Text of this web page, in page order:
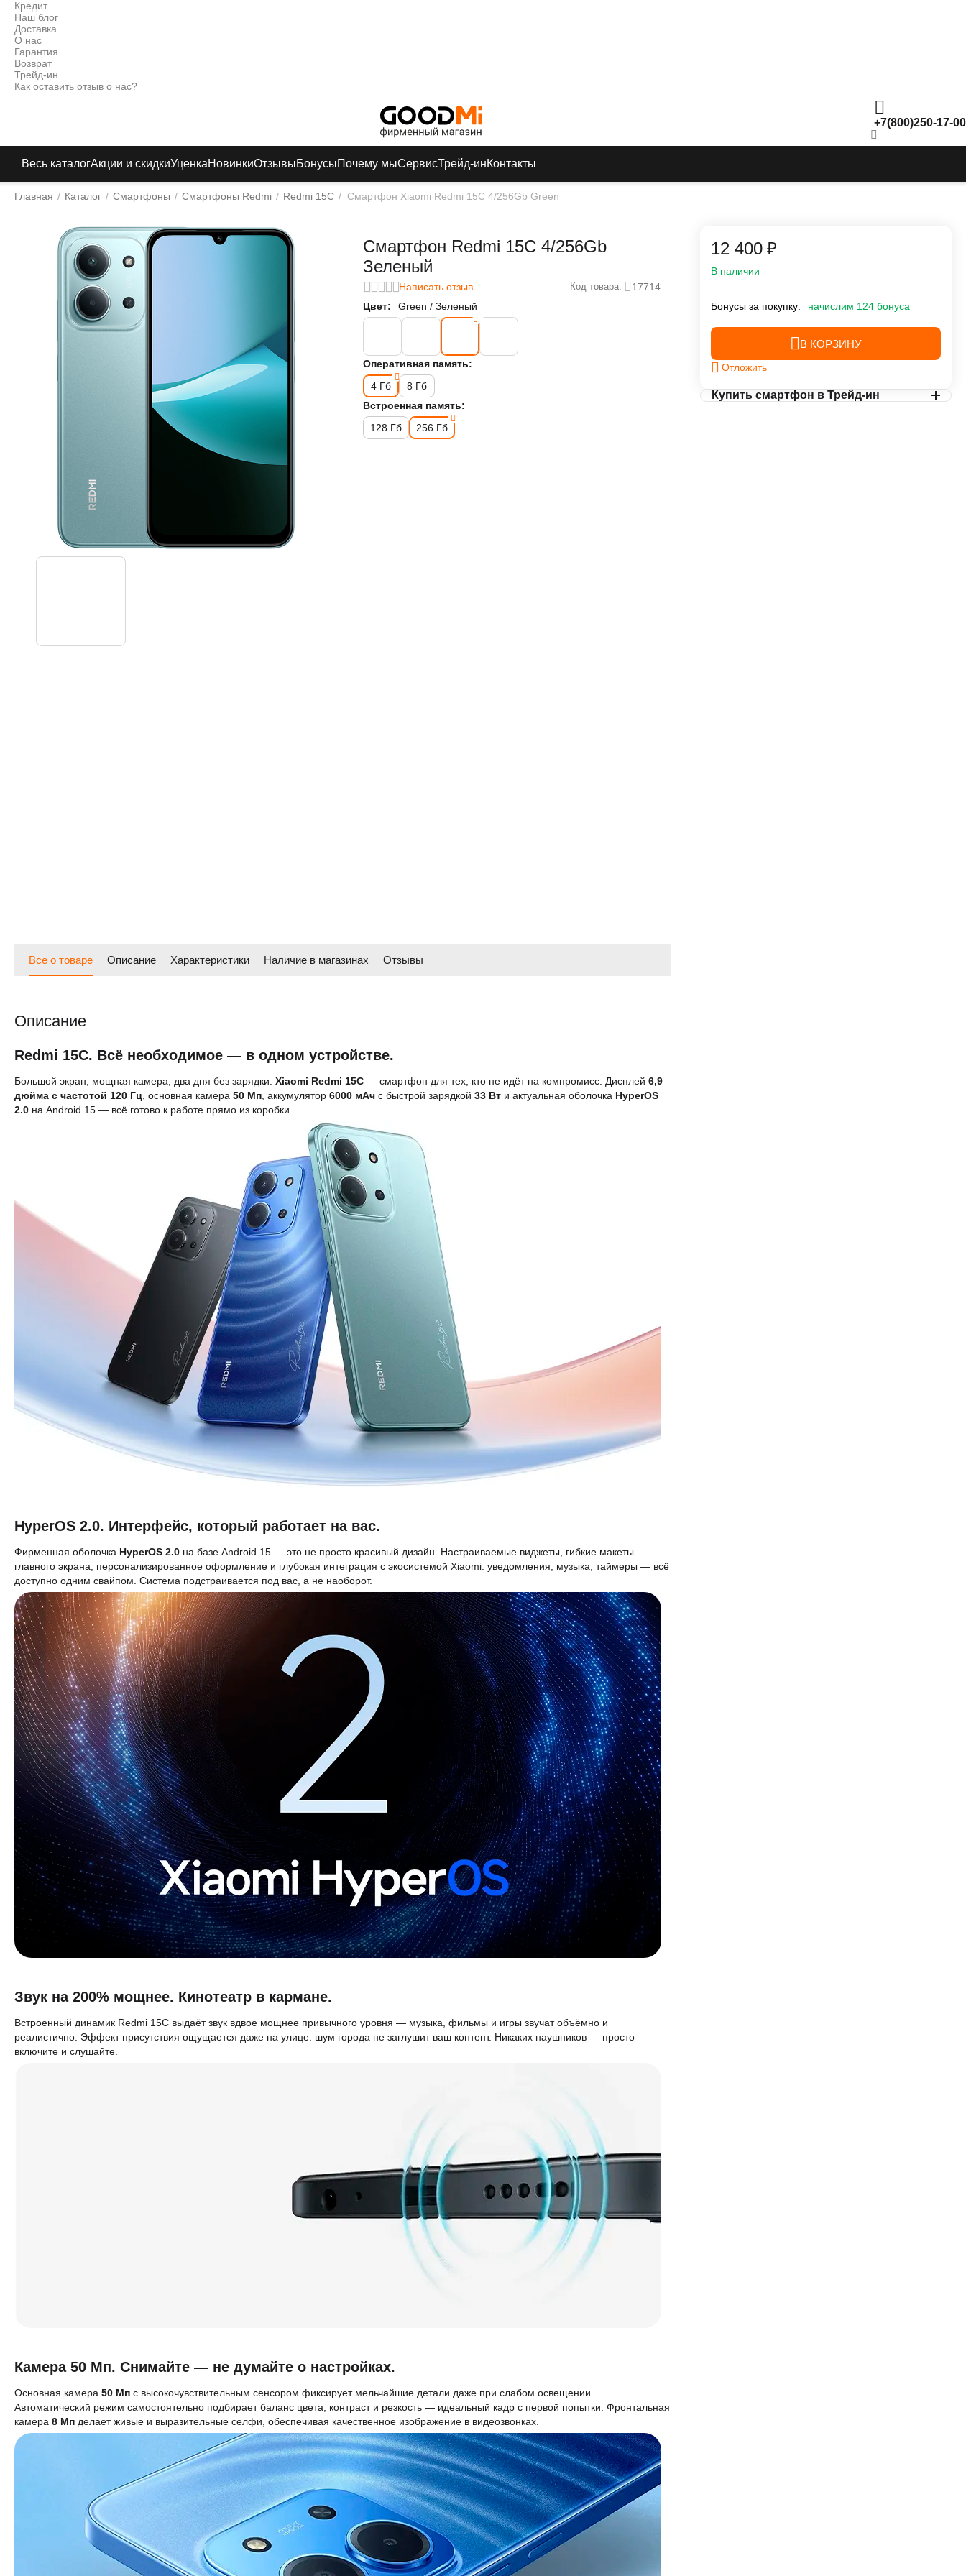
Кредит
Наш блог
Доставка
О нас
Гарантия
Возврат
Трейд-ин
Как оставить отзыв о нас?
+7(800)250-17-00
Весь каталогАкции и скидкиУценкаНовинкиОтзывыБонусыПочему мыСервисТрейд-инКонтакты
Главная / Каталог / Смартфоны / Смартфоны Redmi / Redmi 15C / Смартфон Xiaomi Redmi 15C 4/256Gb Green
Смартфон Redmi 15C 4/256Gb
Зеленый
Написать отзыв Код товара:
17714
Цвет:
Green / Зеленый
Оперативная память:
4 Гб
8 Гб
Встроенная память:
128 Гб
256 Гб
12 400 ₽
В наличии
Бонусы за покупку: начислим 124 бонуса
В КОРЗИНУ
Отложить
Купить смартфон в Трейд-ин
Все о товаре Описание Характеристики Наличие в магазинах Отзывы
Описание
Redmi 15C. Всё необходимое — в одном устройстве.
Большой экран, мощная камера, два дня без зарядки. Xiaomi Redmi 15C — смартфон для тех, кто не идёт на компромисс. Дисплей 6,9
дюйма с частотой 120 Гц , основная камера 50 Мп , аккумулятор 6000 мАч с быстрой зарядкой 33 Вт и актуальная оболочка HyperOS
2.0 на Android 15 — всё готово к работе прямо из коробки.
HyperOS 2.0. Интерфейс, который работает на вас.
Фирменная оболочка HyperOS 2.0 на базе Android 15 — это не просто красивый дизайн. Настраиваемые виджеты, гибкие макеты
главного экрана, персонализированное оформление и глубокая интеграция с экосистемой Xiaomi: уведомления, музыка, таймеры — всё
доступно одним свайпом. Система подстраивается под вас, а не наоборот.
Звук на 200% мощнее. Кинотеатр в кармане.
Встроенный динамик Redmi 15C выдаёт звук вдвое мощнее привычного уровня — музыка, фильмы и игры звучат объёмно и
реалистично. Эффект присутствия ощущается даже на улице: шум города не заглушит ваш контент. Никаких наушников — просто
включите и слушайте.
Камера 50 Мп. Снимайте — не думайте о настройках.
Основная камера 50 Мп с высокочувствительным сенсором фиксирует мельчайшие детали даже при слабом освещении.
Автоматический режим самостоятельно подбирает баланс цвета, контраст и резкость — идеальный кадр с первой попытки. Фронтальная
камера 8 Мп делает живые и выразительные селфи, обеспечивая качественное изображение в видеозвонках.